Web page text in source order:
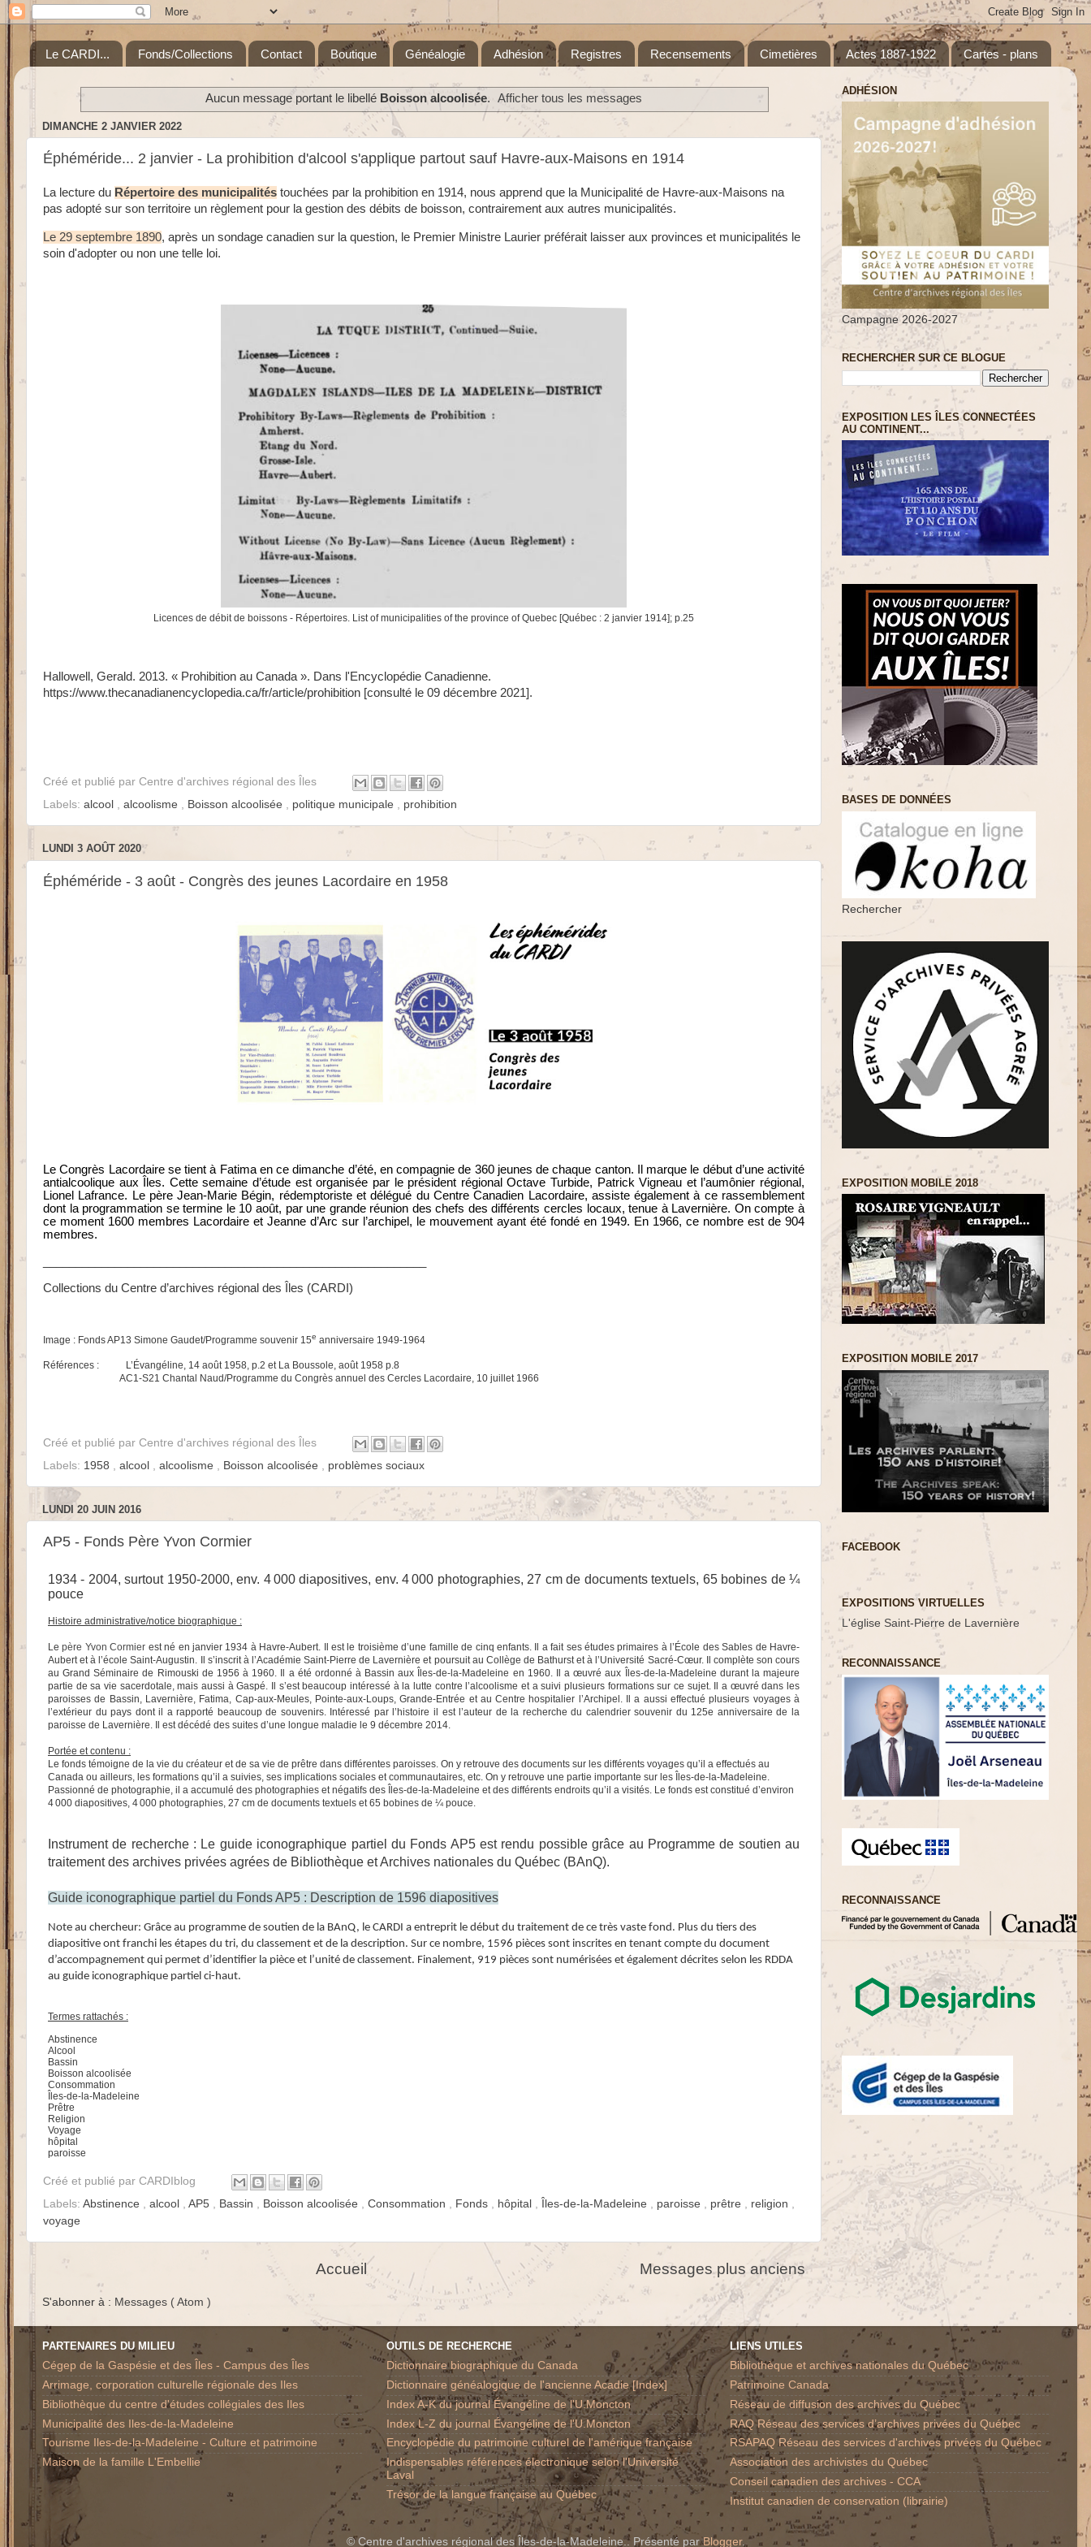
Le CARDI... Fonds/Collections Contact Boutique Généalogie Adhésion Registres Recensements Cimetières Actes 1887-1922 Cartes - plans
Aucun message portant le libellé Boisson alcoolisée. Afficher tous les messages
DIMANCHE 2 JANVIER 2022
Éphéméride... 2 janvier - La prohibition d'alcool s'applique partout sauf Havre-aux-Maisons en 1914
La lecture du Répertoire des municipalités touchées par la prohibition en 1914, nous apprend que la Municipalité de Havre-aux-Maisons na
pas adopté sur son territoire un règlement pour la gestion des débits de boisson, contrairement aux autres municipalités.
Le 29 septembre 1890, après un sondage canadien sur la question, le Premier Ministre Laurier préférait laisser aux provinces et municipalités le
soin d'adopter ou non une telle loi.
Licences de débit de boissons - Répertoires. List of municipalities of the province of Quebec [Québec : 2 janvier 1914]; p.25
Hallowell, Gerald. 2013. « Prohibition au Canada ». Dans l'Encyclopédie Canadienne.
https://www.thecanadianencyclopedia.ca/fr/article/prohibition [consulté le 09 décembre 2021].
Créé et publié par Centre d'archives régional des Îles
Labels: alcool , alcoolisme , Boisson alcoolisée , politique municipale , prohibition
LUNDI 3 AOÛT 2020
Éphéméride - 3 août - Congrès des jeunes Lacordaire en 1958
Le Congrès Lacordaire se tient à Fatima en ce dimanche d’été, en compagnie de 360 jeunes de chaque canton. Il marque le début d’une activité
antialcoolique aux Îles. Cette semaine d’étude est organisée par le président régional Octave Turbide, Patrick Vigneau et l’aumônier régional,
Lionel Lafrance. Le père Jean-Marie Bégin, rédemptoriste et délégué du Centre Canadien Lacordaire, assiste également à ce rassemblement
dont la programmation se termine le 10 août, par une grande réunion des chefs des différents cercles locaux, tenue à Lavernière. On compte à
ce moment 1600 membres Lacordaire et Jeanne d’Arc sur l’archipel, le mouvement ayant été fondé en 1949. En 1966, ce nombre est de 904
membres.
Collections du Centre d’archives régional des Îles (CARDI)
Image : Fonds AP13 Simone Gaudet/Programme souvenir 15e anniversaire 1949-1964
Références :
L’Évangéline, 14 août 1958, p.2 et La Boussole, août 1958 p.8
AC1-S21 Chantal Naud/Programme du Congrès annuel des Cercles Lacordaire, 10 juillet 1966
Créé et publié par Centre d'archives régional des Îles
Labels: 1958 alcool alcoolisme Boisson alcoolisée problèmes sociaux
LUNDI 20 JUIN 2016
AP5 - Fonds Père Yvon Cormier
1934 - 2004, surtout 1950-2000, env. 4 000 diapositives, env. 4 000 photographies, 27 cm de documents textuels, 65 bobines de ¼
pouce
Histoire administrative/notice biographique :
Lepère Yvon Cormier est né en janvier 1934 à Havre-Aubert. Il est le troisième d’une famille de cinq enfants. Il a fait ses études primaires à l’École des Sables de Havre-
Aubert et à l’école Saint-Augustin. Il s’inscrit à l’Académie Saint-Pierre de Lavernière et poursuit au Collège de Bathurst et à l’Université Sacré-Cœur. Il complète son cours
au Grand Séminaire de Rimouski de 1956 à 1960. Il a été ordonné à Bassin aux Îles-de-la-Madeleine en 1960. Il a œuvré aux Îles-de-la-Madeleine durant la majeure
partie de sa vie sacerdotale, mais aussi à Gaspé. Il s’est beaucoup intéressé à la lutte contre l’alcoolisme et a suivi plusieurs formations sur ce sujet. Il a œuvré dans les
paroisses de Bassin, Lavernière, Fatima, Cap-aux-Meules, Pointe-aux-Loups, Grande-Entrée et au Centre hospitalier l’Archipel. Il a aussi effectué plusieurs voyages à
l’extérieur du pays dont il a rapporté beaucoup de souvenirs. Intéressé par l’histoire il est l’auteur de la recherche du calendrier souvenir du 125e anniversaire de la
paroisse de Lavernière. Il est décédé des suites d’une longue maladie le 9 décembre 2014.
Portée et contenu :
Le fonds témoigne de la vie du créateur et de sa vie de prêtre dans différentes paroisses. On y retrouve des documents sur les différents voyages qu’il a effectués au
Canada ou ailleurs, les formations qu’il a suivies, ses implications sociales et communautaires, etc. On y retrouve une partie importante sur les Îles-de-la-Madeleine.
Passionné de photographie, il a accumulé des photographies et négatifs des Îles-de-la-Madeleine et des différents endroits qu’il a visités. Le fonds est constitué d’environ
4 000 diapositives, 4 000 photographies, 27 cm de documents textuels et 65 bobines de ¼ pouce.
Instrument de recherche : Le guide iconographique partiel du Fonds AP5 est rendu possiblegrâce au Programme de soutien au
traitement des archives privées agrées de Bibliothèque et Archives nationales du Québec (BAnQ).
Guide iconographique partiel du Fonds AP5 : Description de 1596 diapositives
Note au chercheur: Grâce au programme de soutien de la BAnQ, le CARDI a entreprit le début du traitement de ce très vaste fond. Plus du tiers des
diapositive ont franchi les étapes du tri, du classement et de la description. Sur ce nombre, 1596 pièces sont inscrites en tenant compte du document
d’accompagnement qui permet d’identifier la pièce et l’unité de classement. Finalement, 919 pièces sont numérisées et également décrites selon les RDDA
au guide iconographique partiel ci-haut.
Termes rattachés :
Abstinence
Alcool
Bassin
Boisson alcoolisée
Consommation
Îles-de-la-Madeleine
Prêtre
Religion
Voyage
hôpital
paroisse
Créé et publié par CARDIblog
Labels: Abstinence , alcool , AP5 , Bassin , Boisson alcoolisée , Consommation , Fonds , hôpital , Îles-de-la-Madeleine , paroisse , prêtre , religion ,
voyage
Messages plus anciens
Accueil
S'abonner à : Messages ( Atom )
ADHÉSION
Campagne 2026-2027
RECHERCHER SUR CE BLOGUE
EXPOSITION LES ÎLES CONNECTÉES
AU CONTINENT...
BASES DE DONNÉES
Rechercher
EXPOSITION MOBILE 2018
EXPOSITION MOBILE 2017
FACEBOOK
EXPOSITIONS VIRTUELLES
L'église Saint-Pierre de Lavernière
RECONNAISSANCE
RECONNAISSANCE
PARTENAIRES DU MILIEU
Cégep de la Gaspésie et des Îles - Campus des Îles
Arrimage, corporation culturelle régionale des Iles
Bibliothèque du centre d'études collégiales des Iles
Municipalité des Iles-de-la-Madeleine
Tourisme Iles-de-la-Madeleine - Culture et patrimoine
Maison de la famille L'Embellie
OUTILS DE RECHERCHE
Dictionnaire biographique du Canada
Dictionnaire généalogique de l'ancienne Acadie [Index]
Index A-K du journal Évangéline de l'U.Moncton
Index L-Z du journal Évangéline de l'U.Moncton
Encyclopédie du patrimoine culturel de l'amérique française
Indispensables références électronique selon l'Université
Laval
Trésor de la langue française au Québec
LIENS UTILES
Bibliothèque et archives nationales du Québec
Patrimoine Canada
Réseau de diffusion des archives du Québec
RAQ Réseau des services d’archives privées du Québec
RSAPAQ Réseau des services d'archives privées du Québec
Association des archivistes du Québec
Conseil canadien des archives - CCA
Institut canadien de conservation (librairie)
© Centre d'archives régional des Îles-de-la-Madeleine.. Présenté parBlogger.